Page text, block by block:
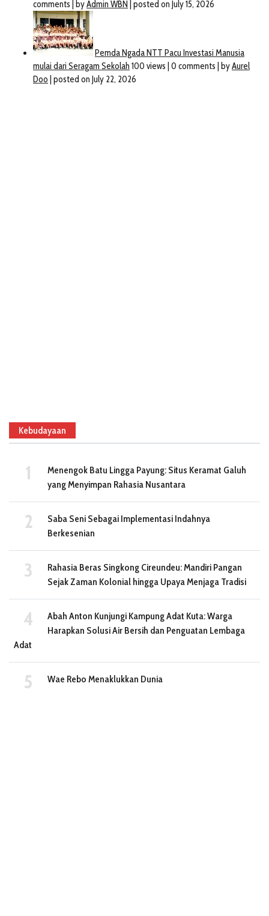
Kebudayaan
Menengok Batu Lingga Payung: Situs Keramat Galuh
yang Menyimpan Rahasia Nusantara
Saba Seni Sebagai Implementasi Indahnya
Berkesenian
Rahasia Beras Singkong Cireundeu: Mandiri Pangan
Sejak Zaman Kolonial hingga Upaya Menjaga Tradisi
Abah Anton Kunjungi Kampung Adat Kuta: Warga
Harapkan Solusi Air Bersih dan Penguatan Lembaga
Adat
Wae Rebo Menaklukkan Dunia